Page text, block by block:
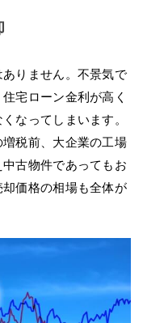
りません。不景気で
宅ローン金利が高く
なってしまいます。
税前、大企業の工場
古物件であってもお
価格の相場も全体が